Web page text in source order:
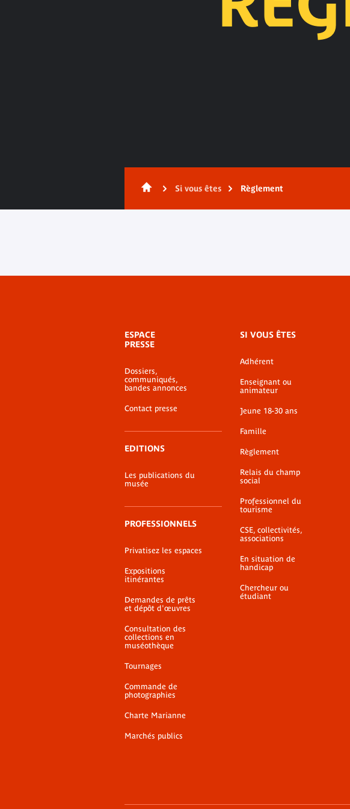
Si vous êtes Règlement
de
bas-
page
ESPACE
PRESSE
Dossiers,
communiqués,
bandes annonces
Contact presse
EDITIONS
Les publications du
musée
PROFESSIONNELS
Privatisez les espaces
Expositions
itinérantes
Demandes de prêts
et dépôt d'œuvres
Consultation des
collections en
muséothèque
Tournages
Commande de
photographies
Charte Marianne
Marchés publics
SI VOUS ÊTES
Adhérent
Enseignant ou
animateur
Jeune 18-30 ans
Famille
Règlement
Relais du champ
social
Professionnel du
tourisme
CSE, collectivités,
associations
En situation de
handicap
Chercheur ou
étudiant